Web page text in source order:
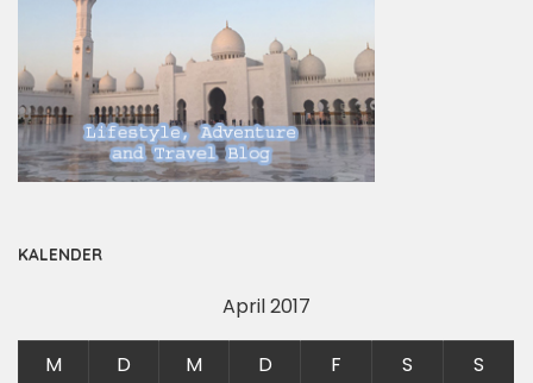
KALENDER
April 2017
M D M D F S
S